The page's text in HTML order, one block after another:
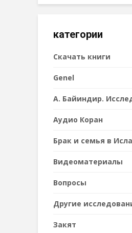
категории
Cкачать книги
Genel
А. Байиндир.
Аудио Коран
Брак и семья в
Видеоматериалы
Вопросы
Другие
Закят